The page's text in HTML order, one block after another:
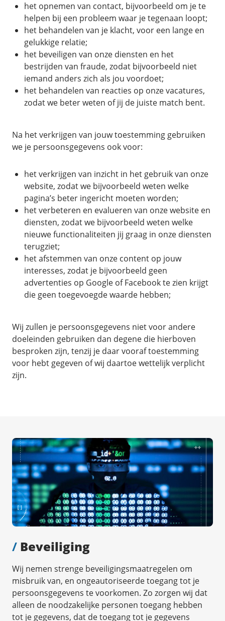
het opnemen van contact, bijvoorbeeld om je te
helpen bij een probleem waar je tegenaan loopt;
het behandelen van je klacht, voor een lange en
gelukkige relatie;
het beveiligen van onze diensten en het
bestrijden van fraude, zodat bijvoorbeeld niet
iemand anders zich als jou voordoet;
het behandelen van reacties op onze vacatures,
zodat we beter weten of jij de juiste match bent.
Na het verkrijgen van jouw toestemming gebruiken
we je persoonsgegevens ook voor:
het verkrijgen van inzicht in het gebruik van onze
website, zodat we bijvoorbeeld weten welke
pagina’s beter ingericht moeten worden;
het verbeteren en evalueren van onze website en
diensten, zodat we bijvoorbeeld weten welke
nieuwe functionaliteiten jij graag in onze diensten
terugziet;
het afstemmen van onze content op jouw
interesses, zodat je bijvoorbeeld geen
advertenties op Google of Facebook te zien krijgt
die geen toegevoegde waarde hebben;
Wij zullen je persoonsgegevens niet voor andere
doeleinden gebruiken dan degene die hierboven
besproken zijn, tenzij je daar vooraf toestemming
voor hebt gegeven of wij daartoe wettelijk verplicht
zijn.
/ Beveiliging
Wij nemen strenge beveiligingsmaatregelen om
misbruik van, en ongeautoriseerde toegang tot je
persoonsgegevens te voorkomen. Zo zorgen wij dat
alleen de noodzakelijke personen toegang hebben
tot je gegevens, dat de toegang tot je gegevens